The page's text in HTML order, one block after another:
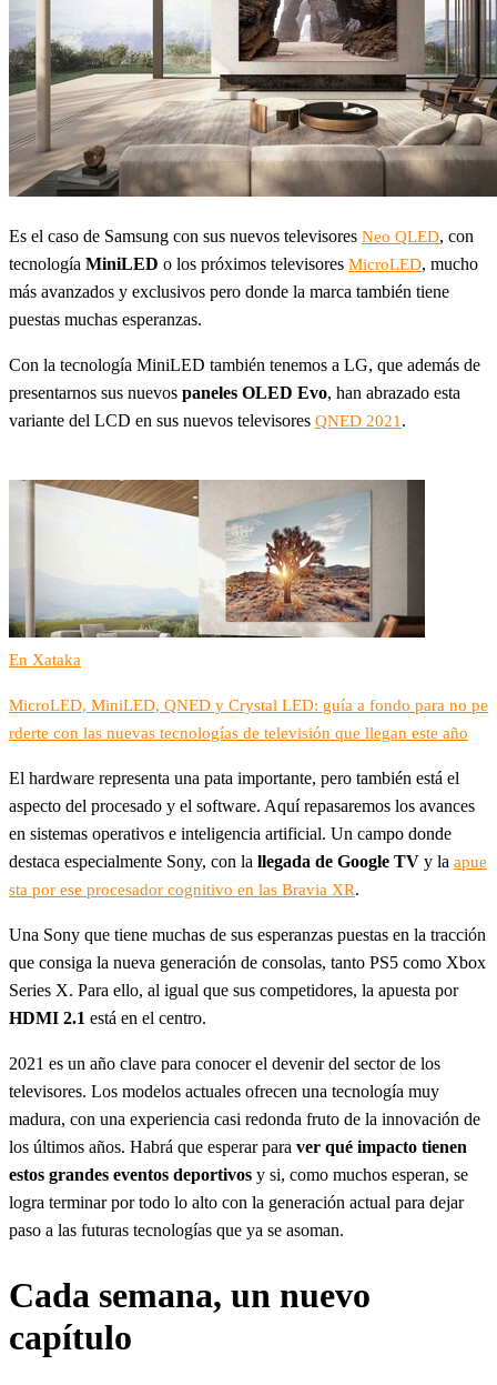
Es el caso de Samsung con sus nuevos televisores Neo QLED, con
tecnología MiniLED o los próximos televisores MicroLED, mucho
más avanzados y exclusivos pero donde la marca también tiene
puestas muchas esperanzas.
Con la tecnología MiniLED también tenemos a LG, que además de
presentarnos sus nuevos paneles OLED Evo, han abrazado esta
variante del LCD en sus nuevos televisores QNED 2021 .
En Xataka
MicroLED, MiniLED, QNED y Crystal LED: guía a fondo para no pe
rderte con las nuevas tecnologías de televisión que llegan este año
El hardware representa una pata importante, pero también está el
aspecto del procesado y el software. Aquí repasaremos los avances
en sistemas operativos e inteligencia artificial. Un campo donde
destaca especialmente Sony, con la llegada de Google TV y la apue
sta por ese procesador cognitivo en las Bravia XR.
Una Sony que tiene muchas de sus esperanzas puestas en la tracción
que consiga la nueva generación de consolas, tanto PS5 como Xbox
Series X. Para ello, al igual que sus competidores, la apuesta por
HDMI 2.1 está en el centro.
2021 es un año clave para conocer el devenir del sector de los
televisores. Los modelos actuales ofrecen una tecnología muy
madura, con una experiencia casi redonda fruto de la innovación de
los últimos años. Habrá que esperar para ver qué impacto tienen
estos grandes eventos deportivos y si, como muchos esperan, se
logra terminar por todo lo alto con la generación actual para dejar
paso a las futuras tecnologías que ya se asoman.
Cada semana, un nuevo
capítulo